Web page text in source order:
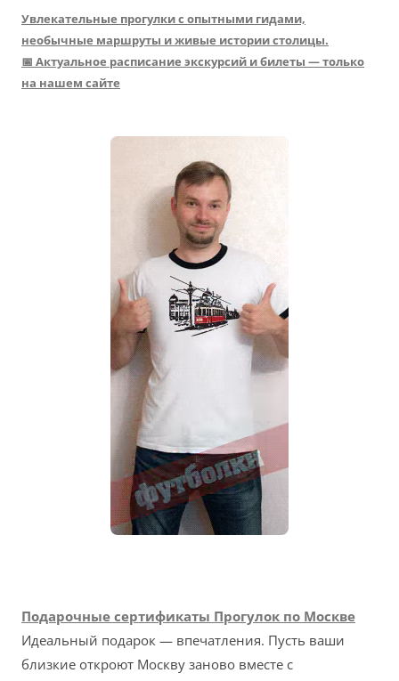
Увлекательные прогулки с опытными гидами,
необычные маршруты и живые истории столицы.
📅 Актуальное расписание экскурсий и билеты — только
на нашем сайте
Подарочные сертификаты Прогулок по Москве
Идеальный подарок — впечатления. Пусть ваши
близкие откроют Москву заново вместе с